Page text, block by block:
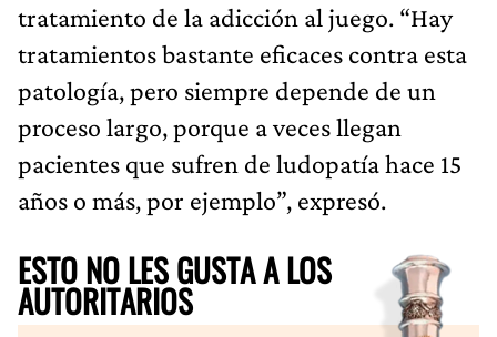
tratamiento de la adicción al juego. “Hay
tratamientos bastante eficaces contra esta
patología, pero siempre depende de un
proceso largo, porque a veces llegan
pacientes que sufren de ludopatía hace 15
años o más, por ejemplo”, expresó.
ESTO NO LES GUSTA A LOS
AUTORITARIOS